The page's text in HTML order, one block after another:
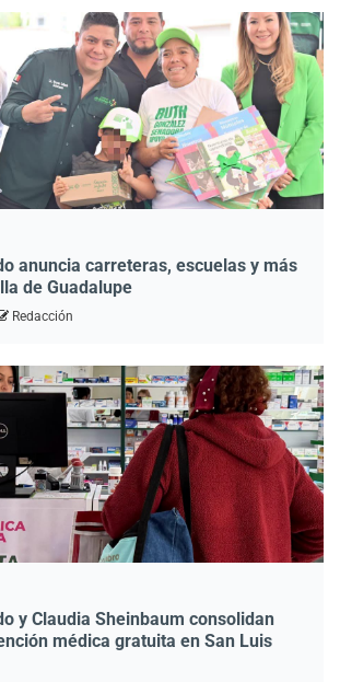
anuncia carreteras, escuelas y más
de Guadalupe
Redacción
y Claudia Sheinbaum consolidan
médica gratuita en San Luis